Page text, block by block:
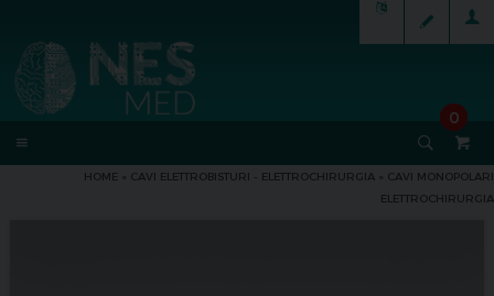
0
HOME CAVI ELETTROBISTURI - ELETTROCHIRURGIA
CAVI MONOPOLARI
ELETTROCHIRURGIA